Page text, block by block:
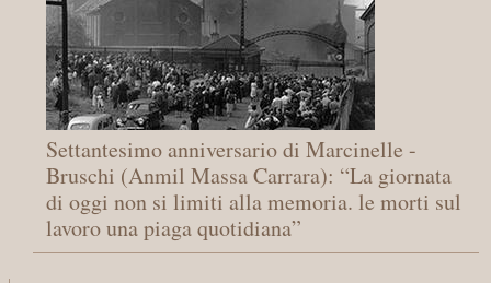
Settantesimo anniversario di Marcinelle -
Bruschi (Anmil Massa Carrara): “La giornata
di oggi non si limiti alla memoria. le morti sul
lavoro una piaga quotidiana”